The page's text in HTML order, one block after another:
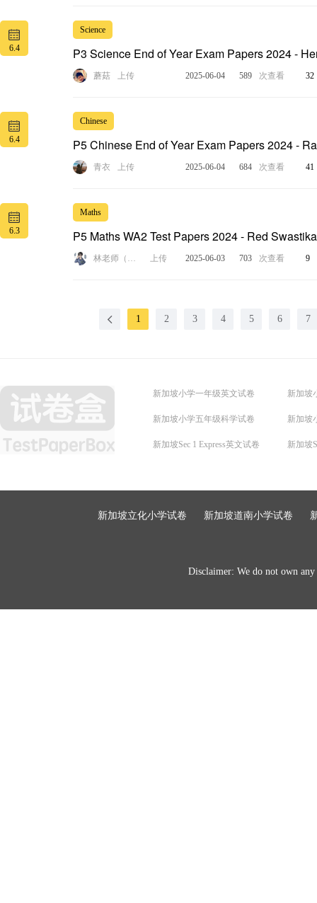
6.4
Science
P3 Science End of Year Exam Papers 2024 -
蘑菇 上传 2025-06-04 589 次查看 32
6.4
Chinese
P5 Chinese End of Year Exam Papers 2024 -
青衣 上传 2025-06-04 684 次查看 41
6.3
Maths
P5 Maths WA2 Test Papers 2024 - Red Swastika
上传 2025-06-03 703 次查看 9
1 2 3 4 5 6 7
新加坡小学一年级英文试卷 新加坡
新加坡小学五年级科学试卷 新加坡
新加坡Sec 1 Express英文试卷 新加坡
新加坡立化小学试卷 新加坡道南小学试卷
Disclaimer: We do not own